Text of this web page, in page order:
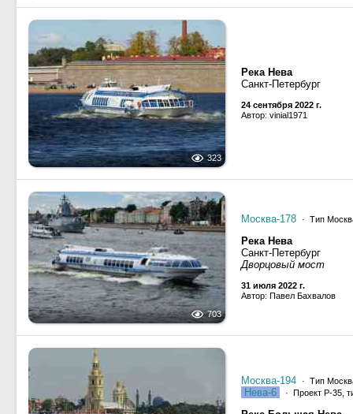
323
Река Нева
Санкт-Петербург
24 сентября 2022 г.
Автор: vinial1971
703
Москва-178 · Тип
Река Нева
Санкт-Петербург
Дворцовый мост
31 июля 2022 г.
Автор: Павел Бахвалов
Москва-194 · Тип
Нева-6 · Проект Р-35,